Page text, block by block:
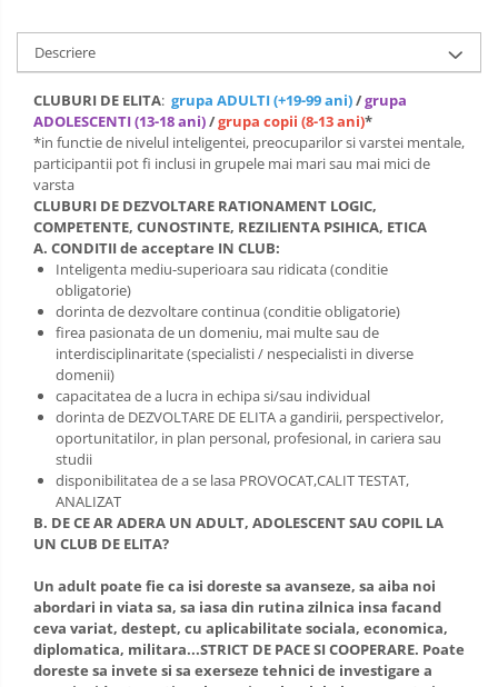
STRATEGIE, REACTIE RAPIDA,
CONTROL MILITAR SI CIVIL
LOGISTICA MILITARA SI CIVILA
Luarea Deciziilor (rapid, analitic,
fara bias, fara efect group-think)
Management
Managementul Schimbarii si
Adaptarii
Negociere (Achizitie / Vanzari /
Cooperare / Competitie)
OPERATIUNI AERIENE MILITARE SI
CIVILE
OPERATIUNI MARITIME MILITARE SI
CIVILE
OPERATIUNI SPATIALE MILITARE SI
CIVILE
OPERATIUNI TERESTRE MILITARE SI
CIVILE
Performanta Echipei
Rezolvare de Probleme
Rezolvarea Conflictelor /
Descriere
CLUBURI DE ELITA: grupa ADULTI (+19-99 ani)/grupa
ADOLESCENTI (13-18 ani)/grupa copii (8-13 ani)*
*in functie de nivelul inteligentei, preocuparilor si varstei mentale,
participantii pot fi inclusi in grupele mai mari sau mai mici de
varsta
CLUBURI DE DEZVOLTARE RATIONAMENT LOGIC,
COMPETENTE, CUNOSTINTE, REZILIENTA PSIHICA, ETICA
A. CONDITII de acceptare IN CLUB:
Inteligenta mediu-superioara sau ridicata (conditie
obligatorie)
dorinta de dezvoltare continua (conditie obligatorie)
firea pasionata de un domeniu, mai multe sau de
interdisciplinaritate (specialisti / nespecialisti in diverse
domenii)
capacitatea de a lucra in echipa si/sau individual
dorinta de DEZVOLTARE DE ELITA a gandirii, perspectivelor,
oportunitatilor, in plan personal, profesional, in cariera sau
studii
disponibilitatea de a se lasa PROVOCAT,CALIT TESTAT,
ANALIZAT
B. DE CE AR ADERA UN ADULT, ADOLESCENT SAU COPIL LA
UN CLUB DE ELITA?
Un adult poate fie ca isi doreste sa avanseze, sa aiba noi
abordari in viata sa, sa iasa din rutina zilnica insa facand
ceva variat, destept, cu aplicabilitate sociala, economica,
diplomatica, militara...STRICT DE PACE SI COOPERARE. Poate
doreste sa invete si sa exerseze tehnici de investigare a